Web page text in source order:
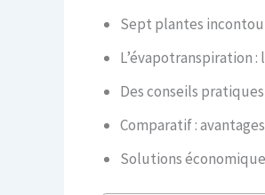
Sept plantes
L’évapotranspiration
Des conseils
Comparatif :
Solutions